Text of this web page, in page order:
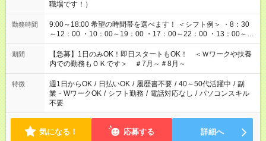
職場です！）
勤務時間
9:00～18:00 希望の時間帯を選べます！ ＜シフト例＞ ・8：30
～12：00 ・10：00～19：00 ・17：00～22：00 ・13：00～
22：00 ・22：00～翌6：00 など
期間
【急募】1日のみOK！即日スタートもOK！ ＜Ｗワークや扶養
内での勤務もＯＫです＞ ＃7月～＃8月～
特徴 週1日からOK / 日払いOK / 履歴書不要 / 40～50代活躍中 / 副
業・WワークOK / シフト勤務 / 電話対応なし / パソコンスキル
不要
気になる！ 応募する 詳細へ